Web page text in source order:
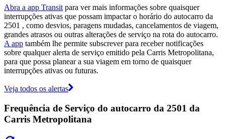
Abra a app Transit para ver mais informações sobre quaisquer
interrupções ativas que possam impactar o horário do autocarro da
2501 , como desvios, paragens mudadas, cancelamentos de viagem,
grandes atrasos ou outras alterações de serviço na rota do autocarro.
A app também lhe permite subscrever para receber notificações
sobre qualquer alerta de serviço emitido pela Carris Metropolitana,
para que possa planear a sua viagem em torno de quaisquer
interrupções ativas ou futuras.
Veja todos os alertas
Frequência de Serviço do autocarro da 2501 da
Carris Metropolitana